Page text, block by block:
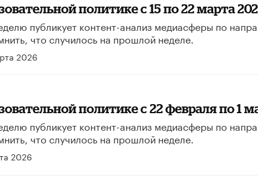
политике с 15 по 22 марта
публикует контент-анализ медиасферы по
что случилось на прошлой неделе.
2026
политике с 22 февраля по 1
публикует контент-анализ медиасферы по
что случилось на прошлой неделе.
2026